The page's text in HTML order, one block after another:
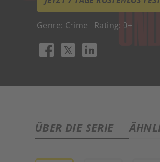
Genre: Crime Rating: 0+
ÜBER DIE SERIE